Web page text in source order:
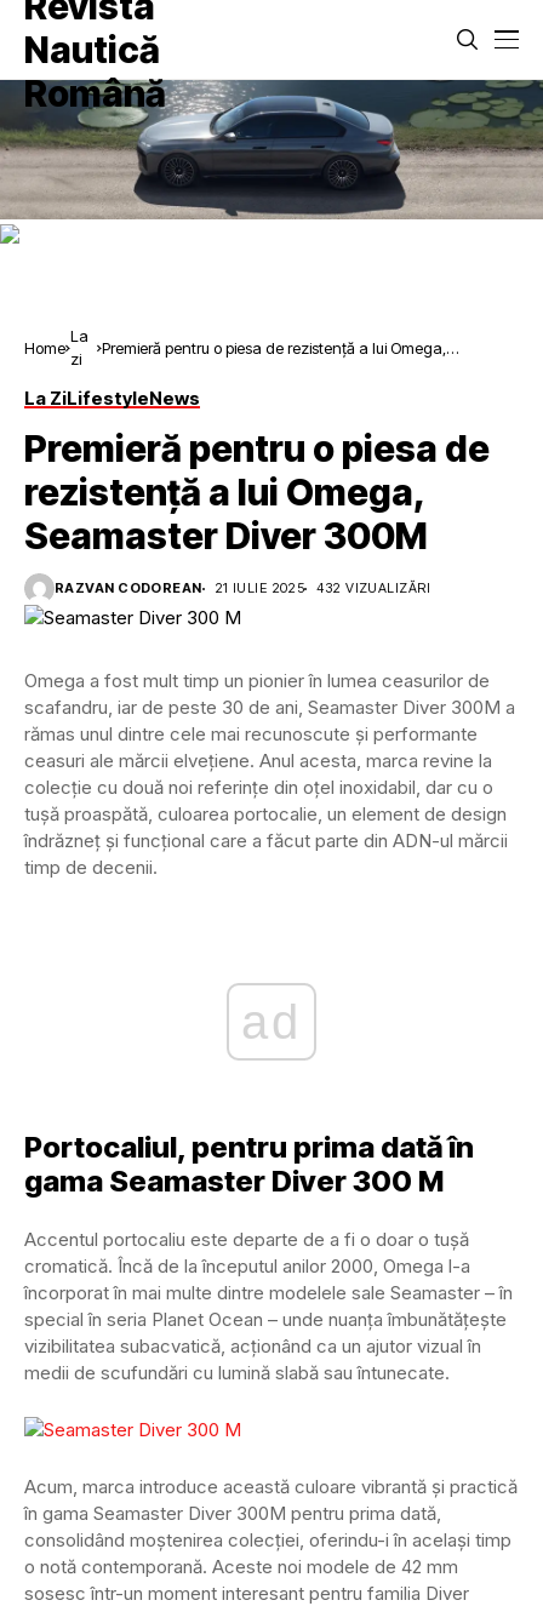
Home
La
zi
Premieră pentru o piesa de rezistență a lui Omega,
La ZiLifestyleNews
Premieră pentru o piesa de
rezistență a lui Omega,
Seamaster Diver 300M
RAZVAN CODOREAN 21 IULIE 2025 432 VIZUALIZĂRI
Omega a fost mult timp un pionier în lumea ceasurilor de
scafandru, iar de peste 30 de ani, Seamaster Diver 300M a
rămas unul dintre cele mai recunoscute și performante
ceasuri ale mărcii elvețiene. Anul acesta, marca revine la
colecție cu două noi referințe din oțel inoxidabil, dar cu o
tușă proaspătă, culoarea portocalie, un element de design
îndrăzneț și funcțional care a făcut parte din ADN-ul mărcii
timp de decenii.
ad
Portocaliul, pentru prima dată în
gama Seamaster Diver 300 M
Accentul portocaliu este departe de a fi o doar o tușă
cromatică. Încă de la începutul anilor 2000, Omega l-a
încorporat în mai multe dintre modelele sale Seamaster – în
special în seria Planet Ocean – unde nuanța îmbunătățește
vizibilitatea subacvatică, acționând ca un ajutor vizual în
medii de scufundări cu lumină slabă sau întunecate.
Acum, marca introduce această culoare vibrantă și practică
în gama Seamaster Diver 300M pentru prima dată,
consolidând moștenirea colecției, oferindu-i în același timp
o notă contemporană. Aceste noi modele de 42 mm
sosesc într-un moment interesant pentru familia Diver